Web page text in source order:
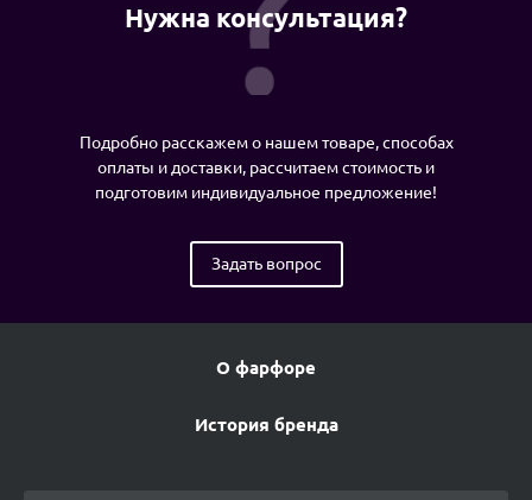
Нужна консультация?
Подробно расскажем о нашем товаре, способах
оплаты и доставки, рассчитаем стоимость и
подготовим индивидуальное предложение!
Задать вопрос
О фарфоре
История бренда